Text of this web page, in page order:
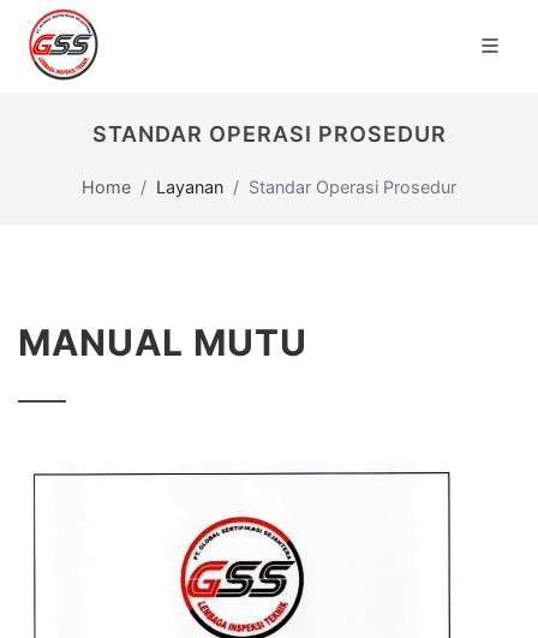
STANDAR OPERASI PROSEDUR
Home Layanan Standar Operasi Prosedur
MANUAL MUTU